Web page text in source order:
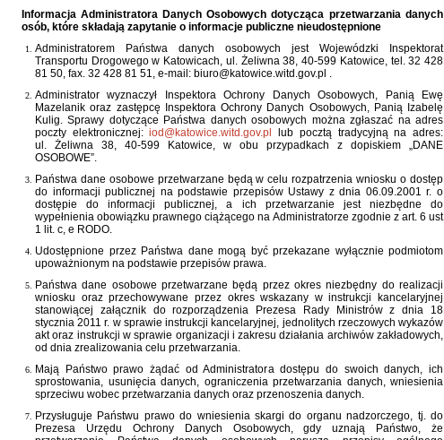
Informacja Administratora Danych Osobowych dotycząca przetwarzania danych
osób, które składają zapytanie o informacje publiczne nieudostępnione
Administratorem Państwa danych osobowych jest Wojewódzki Inspektorat
Transportu Drogowego w Katowicach, ul. Żeliwna 38, 40-599 Katowice, tel. 32 428
81 50, fax. 32 428 81 51, e-mail: biuro@katowice.witd.gov.pl .
Administrator wyznaczył Inspektora Ochrony Danych Osobowych, Panią Ewę
Mazelanik oraz zastępcę Inspektora Ochrony Danych Osobowych, Panią Izabelę
Kulig. Sprawy dotyczące Państwa danych osobowych można zgłaszać na adres
poczty elektronicznej: iod@katowice.witd.gov.pl
lub pocztą tradycyjną na adres:
ul. Żeliwna 38, 40-599 Katowice, w obu przypadkach z dopiskiem „DANE
OSOBOWE”.
Państwa dane osobowe przetwarzane będą w celu rozpatrzenia wniosku o dostęp
do informacji publicznej na podstawie przepisów Ustawy z dnia 06.09.2001 r. o
dostępie do informacji publicznej, a ich przetwarzanie jest niezbędne do
wypełnienia obowiązku prawnego ciążącego na Administratorze zgodnie z art. 6 ust
1 lit. c, e RODO.
Udostępnione przez Państwa dane mogą być przekazane wyłącznie podmiotom
upoważnionym na podstawie przepisów prawa.
Państwa dane osobowe przetwarzane będą przez okres niezbędny do realizacji
wniosku oraz przechowywane przez okres wskazany w instrukcji kancelaryjnej
stanowiącej załącznik do rozporządzenia Prezesa Rady Ministrów z dnia 18
stycznia 2011 r. w sprawie instrukcji kancelaryjnej, jednolitych rzeczowych wykazów
akt oraz instrukcji w sprawie organizacji i zakresu działania archiwów zakładowych,
od dnia zrealizowania celu przetwarzania.
Mają Państwo prawo żądać od Administratora dostępu do swoich danych, ich
sprostowania, usunięcia danych, ograniczenia przetwarzania danych, wniesienia
sprzeciwu wobec przetwarzania danych oraz przenoszenia danych.
Przysługuje Państwu prawo do wniesienia skargi do organu nadzorczego, tj. do
Prezesa Urzędu Ochrony Danych Osobowych, gdy uznają Państwo, że